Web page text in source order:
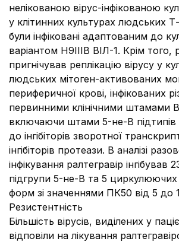
нелікованою вірус-інфікованою
у клітинних культурах людських
були інфіковані адаптованим до
варіантом H9ІІІВ ВІЛ-1. Крім того,
пригнічував реплікацію вірусу у
людських мітоген-активованих
периферичної крові, інфікованих
первинними клінічними штамами
включаючи штами 5-не-B підтипів
до інгібіторів зворотної
інгібіторів протеази. В аналізі
інфікування ралтегравір інгібував
підгрупи 5-не-В та 5 циркулюючих
форм зі значеннями ПК50 від 5 до
Резистентність
Більшість вірусів, виділених у
відповіли на лікування